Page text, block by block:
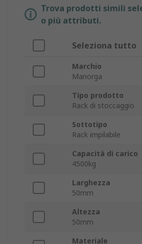
Trova prodotti simili
o più attributi.
Seleziona tutto
Marchio
Manorga
Tipo prodotto
Rack di stoccaggio
Sottotipo
Rack impilabile
Capacità di carico
4500kg
Larghezza
50mm
Altezza
50mm
Materiale